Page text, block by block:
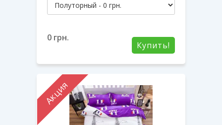
Купить!
0 грн.
Акция